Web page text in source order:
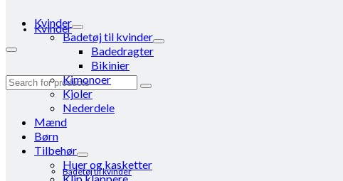
Kvinder
Badetøj til kvinder
Search
Kvinder
Badetøj til kvinder
Badedragter
Bikinier
Kimonoer
Kjoler
Nederdele
Mænd
Børn
Tilbehør
Huer og kasketter